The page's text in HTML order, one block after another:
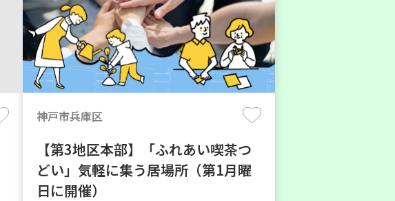
神戸市兵庫区
【第3地区本部】「ふれあい喫茶つ
どい」気軽に集う居場所（第1月曜
日に開催）